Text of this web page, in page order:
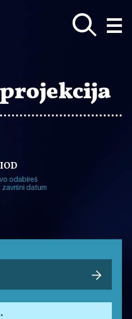
odabireš
datum